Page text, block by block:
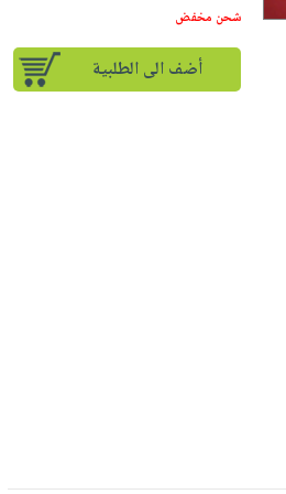
شحن مخفض
أضف الى الطلبية